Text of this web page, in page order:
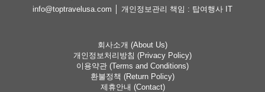
info@toptravelusa.com │ 개인정보관리 책임 : 탑여행사 IT
회사소개 (About Us)
개인정보처리방침 (Privacy Policy)
이용약관 (Terms and Conditions)
환불정책 (Return Policy)
제휴안내 (Contact)